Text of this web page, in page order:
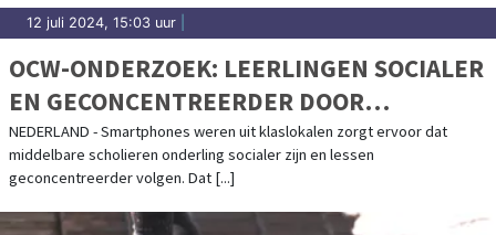
12 juli 2024, 15:03 uur
OCW-ONDERZOEK: LEERLINGEN SOCIALER
EN GECONCENTREERDER DOOR
MOBIELTJESAFSPRAAK
NEDERLAND - Smartphones weren uit klaslokalen zorgt ervoor dat
middelbare scholieren onderling socialer zijn en lessen
geconcentreerder volgen. Dat [...]